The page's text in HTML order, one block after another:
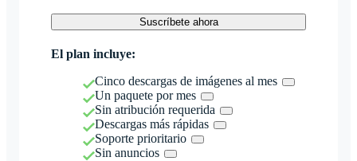
Suscríbete ahora
El plan incluye:
Cinco descargas de imágenes al mes
Un paquete por mes
Sin atribución requerida
Descargas más rápidas
Soporte prioritario
Sin anuncios